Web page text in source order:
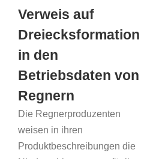
Verweis auf
Dreiecksformation
in den
Betriebsdaten von
Regnern
Die Regnerproduzenten
weisen in ihren
Produktbeschreibungen die